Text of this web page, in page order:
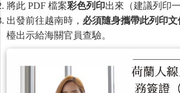
將此 PDF 檔案彩色列印出來（建議列印
出發前往越南時， 必須隨身攜帶此列印文
檯出示給海關官員查驗。